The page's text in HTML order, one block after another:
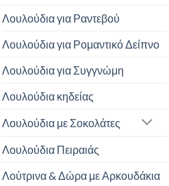
Λουλούδια για Ραντεβού
Λουλούδια για Ρομαντικό Δείπνο
Λουλούδια για Συγγνώμη
Λουλούδια κηδείας
Λουλούδια με Σοκολάτες
Λουλούδια Πειραιάς
Λούτρινα & Δώρα με Αρκουδάκια